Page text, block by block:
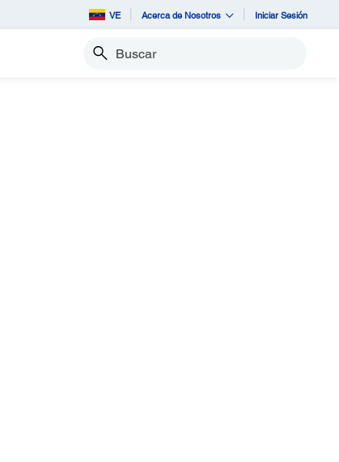
VE Acerca de Nosotros Iniciar Sesión
Buscar